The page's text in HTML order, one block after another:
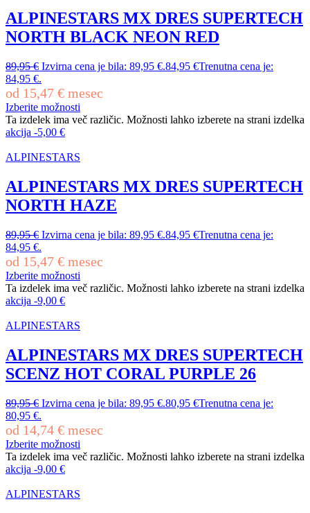
ALPINESTARS MX DRES SUPERTECH
NORTH BLACK NEON RED
89,95€ Izvirna cena je bila: 89,95 €.84,95 €Trenutna cena je:
84,95 €.
od 15,47 € mesec
Izberite možnosti
Ta izdelek ima več različic. Možnosti lahko izberete na strani izdelka
akcija -5,00 €
ALPINESTARS
ALPINESTARS MX DRES SUPERTECH
NORTH HAZE
89,95€ Izvirna cena je bila: 89,95 €.84,95 €Trenutna cena je:
84,95 €.
od 15,47 € mesec
Izberite možnosti
Ta izdelek ima več različic. Možnosti lahko izberete na strani izdelka
akcija -9,00 €
ALPINESTARS
ALPINESTARS MX DRES SUPERTECH
SCENZ HOT CORAL PURPLE 26
89,95€ Izvirna cena je bila: 89,95 €.80,95 €Trenutna cena je:
80,95 €.
od 14,74 € mesec
Izberite možnosti
Ta izdelek ima več različic. Možnosti lahko izberete na strani izdelka
akcija -9,00 €
ALPINESTARS